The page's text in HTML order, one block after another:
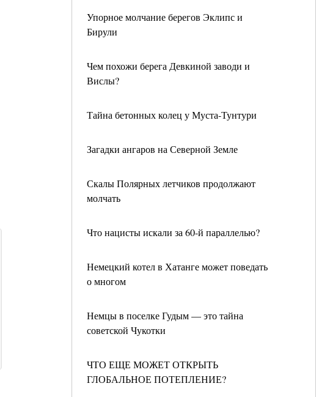
Упорное молчание берегов Эклипс и
Бирули
Чем похожи берега Девкиной заводи и
Вислы?
Тайна бетонных колец у Муста-Тунтури
Загадки ангаров на Северной Земле
Скалы Полярных летчиков продолжают
молчать
Что нацисты искали за 60-й параллелью?
Немецкий котел в Хатанге может поведать
о многом
Немцы в поселке Гудым — это тайна
советской Чукотки
ЧТО ЕЩЕ МОЖЕТ ОТКРЫТЬ
ГЛОБАЛЬНОЕ ПОТЕПЛЕНИЕ?